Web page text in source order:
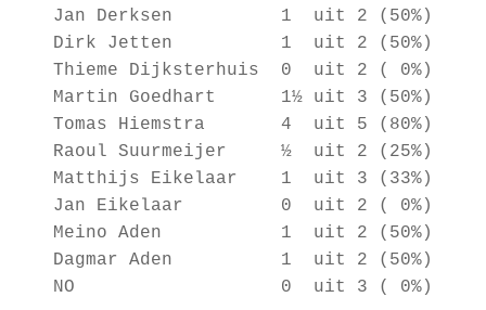
Jan Derksen 1 uit 2 (50%)
Dirk Jetten 1 uit 2 (50%)
Thieme Dijksterhuis 0 uit 2 ( 0%)
Martin Goedhart 1½ uit 3 (50%)
Tomas Hiemstra 4 uit 5 (80%)
Raoul Suurmeijer ½ uit 2 (25%)
Matthijs Eikelaar 1 uit 3 (33%)
Jan Eikelaar 0 uit 2 ( 0%)
Meino Aden 1 uit 2 (50%)
Dagmar Aden 1 uit 2 (50%)
NO 0 uit 3 ( 0%)